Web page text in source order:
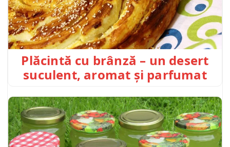
Plăcintă cu brânză – un desert
suculent, aromat și parfumat